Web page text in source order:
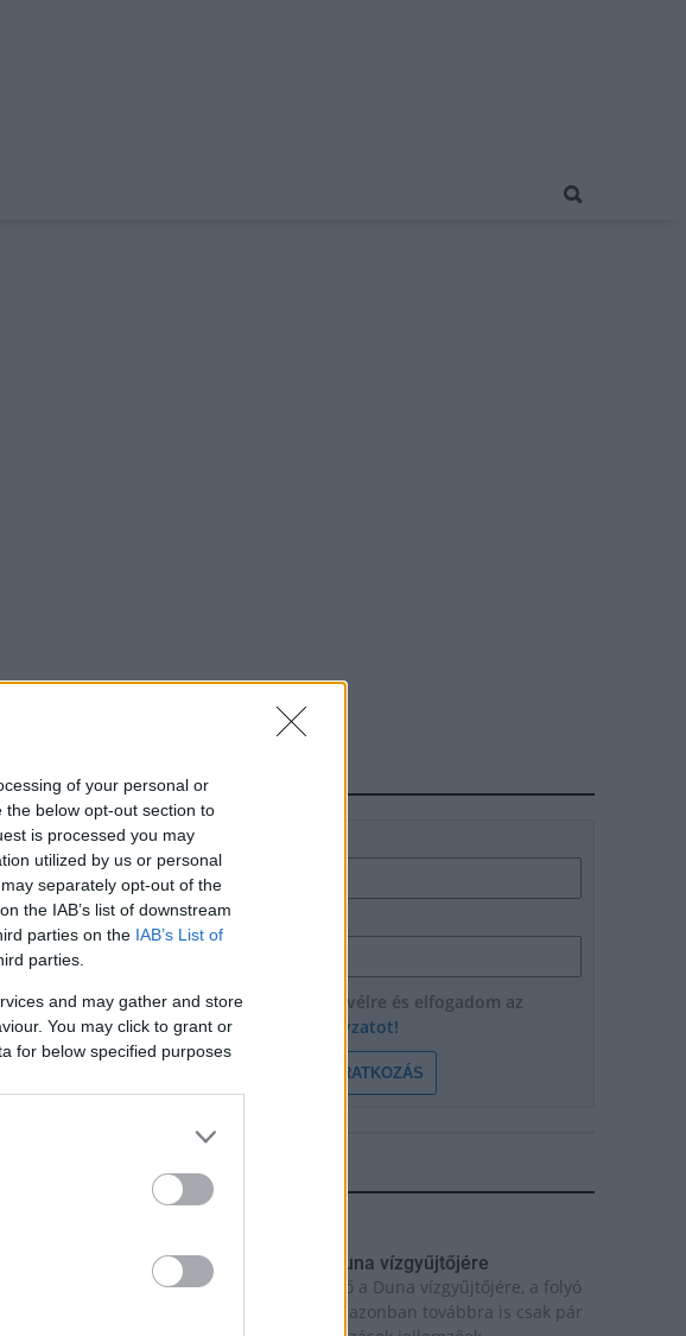
of your personal or
below opt-out section to
is processed you may
utilized by us or personal
separately opt-out of the
the IAB’s list of downstream
parties on the IAB’s List of
parties.
and may gather and store
You may click to grant or
for below specified purposes
HÍRLEVÉL
Név
E-mail cím
Feliratkozom a hírlevélre és elfogadom az
adatvédelmi szabályzatot!
FELIRATKOZÁS
LEGFRISSEBB
Megérkezett az eső a Duna vízgyűjtőjére
Megérkezett a rég várt eső a Duna vízgyűjtőjére, a folyó
magyarországi szakaszán azonban továbbra is csak pár